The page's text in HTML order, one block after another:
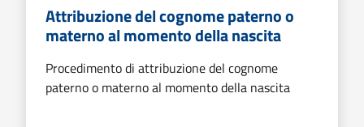
Attribuzione del cognome paterno o
materno al momento della nascita
Procedimento di attribuzione del cognome
paterno o materno al momento della nascita